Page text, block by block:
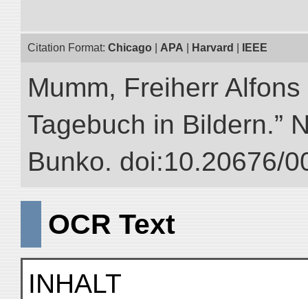
Citation Format: Chicago APA Harvard IEEE
Mumm, Freiherr
Tagebuch in Bildern.”
Bunko. doi:10.20676/
OCR Text
INHALT